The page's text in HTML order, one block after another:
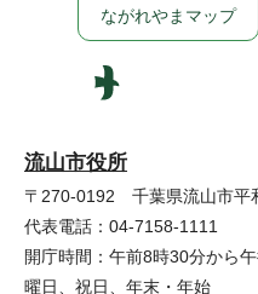
流山市役所
〒270-0192 千葉県流山市
代表電話：04-7158-1111
開庁時間：午前8時30分から
曜日、祝日、年末・年始
ながれやまマップ